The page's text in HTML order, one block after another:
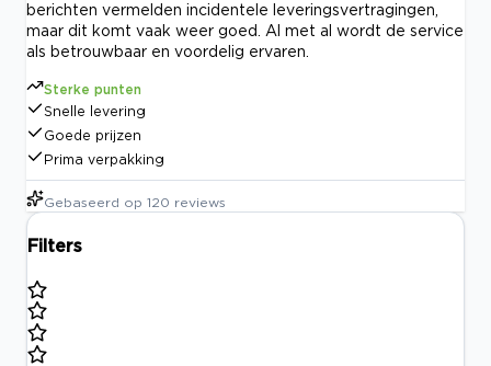
berichten vermelden incidentele leveringsvertragingen,
maar dit komt vaak weer goed. Al met al wordt de service
als betrouwbaar en voordelig ervaren.
Sterke punten
Snelle levering
Goede prijzen
Prima verpakking
Gebaseerd op 120 reviews
Filters